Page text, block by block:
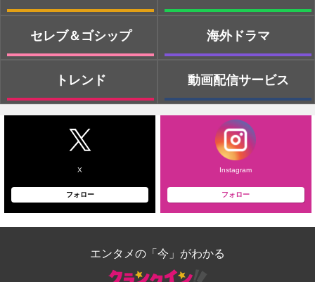
セレブ＆ゴシップ
トレンド
海外ドラマ
動画配信サービス
X
フォロー
Instagram
フォロー
エンタメの「今」がわかる